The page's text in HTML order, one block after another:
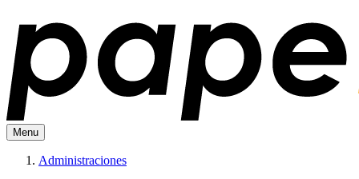
Menu
Administraciones